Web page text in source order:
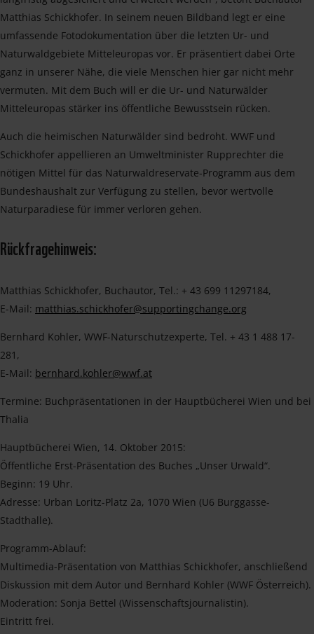
Matthias Schickhofer. In seinem neuen Bildband legt er eine
umfassende Fotodokumentation über die letzten Ur- und
Naturwaldgebiete Mitteleuropas vor. Er präsentiert dabei Orte
ganz in unserer Nähe, die viele Menschen hier gar nicht mehr
vermuten. Mit dem Buch will er die Ur- und Naturwälder
Mitteleuropas stärker ins öffentliche Bewusstsein rücken.
Auch die heimischen Naturwälder sind bedroht. WWF und
Schickhofer appellieren an Umweltminister Rupprechter die
nötigen Mittel für das Naturwaldreservate-Programm aus dem
Bundeshaushalt zur Verfügung zu stellen, bevor wertvolle
Naturparadiese für immer verloren gehen.
Rückfragehinweis:
Matthias Schickhofer, Buchautor, Tel.: + 43 699 11297184,
E-Mail: matthias.schickhofer@supportingchange.org
Bernhard Kohler, WWF-Naturschutzexperte, Tel. + 43 1 488 17-
281,
E-Mail: bernhard.kohler@wwf.at
Termine: Buchpräsentationen in der Hauptbücherei Wien und bei
Thalia
Hauptbücherei Wien, 14. Oktober 2015:
Öffentliche Erst-Präsentation des Buches „Unser Urwald“.
Beginn: 19 Uhr.
Adresse: Urban Loritz-Platz 2a, 1070 Wien (U6 Burggasse-
Stadthalle).
Programm-Ablauf:
Multimedia-Präsentation von Matthias Schickhofer, anschließend
Diskussion mit dem Autor und Bernhard Kohler (WWF Österreich).
Moderation: Sonja Bettel (Wissenschaftsjournalistin).
Eintritt frei.